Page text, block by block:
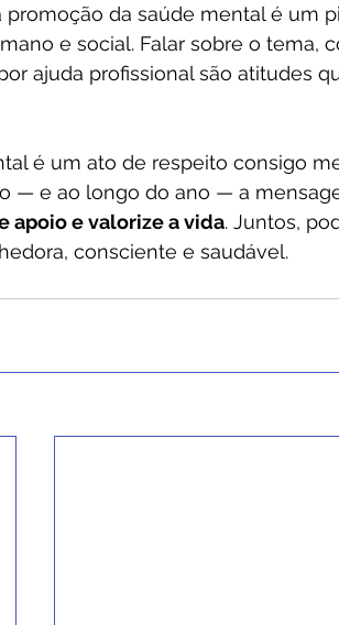
da saúde mental é um
e social. Falar sobre o tema,
ajuda profissional são atitudes
é um ato de respeito consigo
— e ao longo do ano — a
apoio e valorize a vida. Juntos,
consciente e saudável.